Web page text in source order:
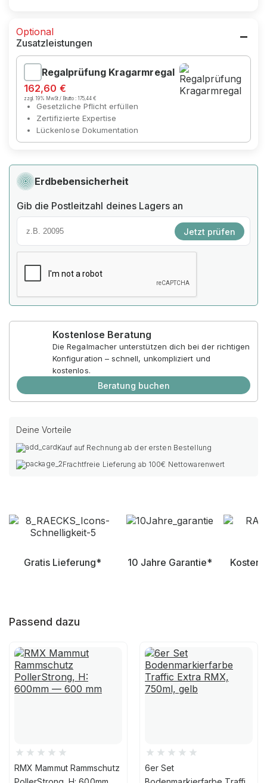
Optional
Zusatzleistungen
Regalprüfung Kragarmregal
162,60 €
zzgl. 19% MwSt / Brutto :175,44 €
Gesetzliche Pflicht erfüllen
Zertifizierte Expertise
Lückenlose Dokumentation
Erdbebensicherheit
Gib die Postleitzahl deines Lagers an
Jetzt prüfen
Kostenlose Beratung
Die Regalmacher unterstützen dich bei der richtigen
Konfiguration – schnell, unkompliziert und
kostenlos.
Beratung buchen
Deine Vorteile
Kauf auf Rechnung ab der ersten Bestellung
Frachtfreie Lieferung ab 100€ Nettowarenwert
Gratis Lieferung* 10 Jahre Garantie*
Passend dazu
RMX Mammut Rammschutz
6er Set